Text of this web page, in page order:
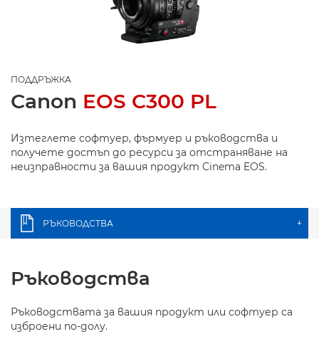
ПОДДРЪЖКА
Canon EOS C300 PL
Изтеглете софтуер, фърмуер и ръководства и
получете достъп до ресурси за отстраняване на
неизправности за вашия продукт Cinema EOS.
РЪКОВОДСТВА +
Ръководства
Ръководствата за вашия продукт или софтуер са
изброени по-долу.